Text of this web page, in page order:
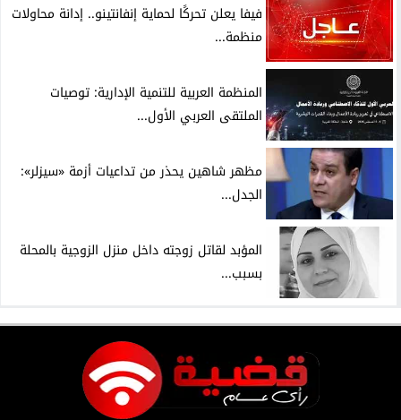
فيفا يعلن تحركًا لحماية إنفانتينو.. إدانة محاولات
منظمة...
المنظمة العربية للتنمية الإدارية: توصيات
الملتقى العربي الأول...
مظهر شاهين يحذر من تداعيات أزمة «سيزلر»:
الجدل...
المؤبد لقاتل زوجته داخل منزل الزوجية بالمحلة
بسبب...